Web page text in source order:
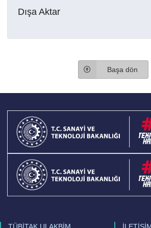
Dışa Aktar
Başa dön